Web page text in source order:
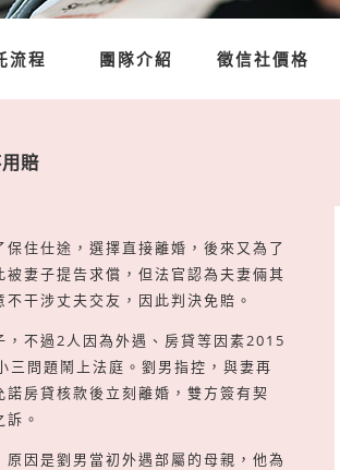
流程 團隊介紹 徵信社價格
賠
住仕途，選擇直接離婚，後來又為了
妻子提告求償，但法官認為夫妻倆其
干涉丈夫交友，因此判決免賠。
不過2人因為外遇、房貸等因素2015
問題鬧上法庭。劉男指控，與妻再
房貸核款後立刻離婚，雙方簽有契
。
因是劉男當初外遇部屬的母親，他為